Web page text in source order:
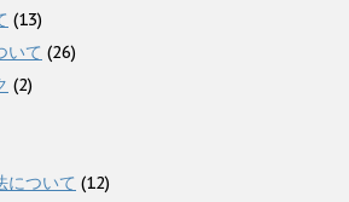
(13)
いて (26)
(2)
について (12)